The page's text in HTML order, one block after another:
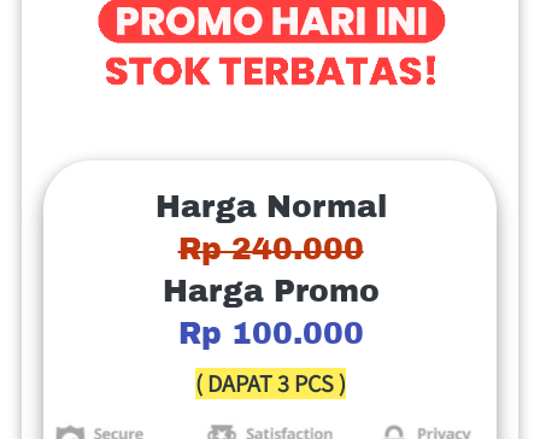
Harga Normal
Rp 240.000
Harga Promo
Rp 100.000
( DAPAT 3 PCS )